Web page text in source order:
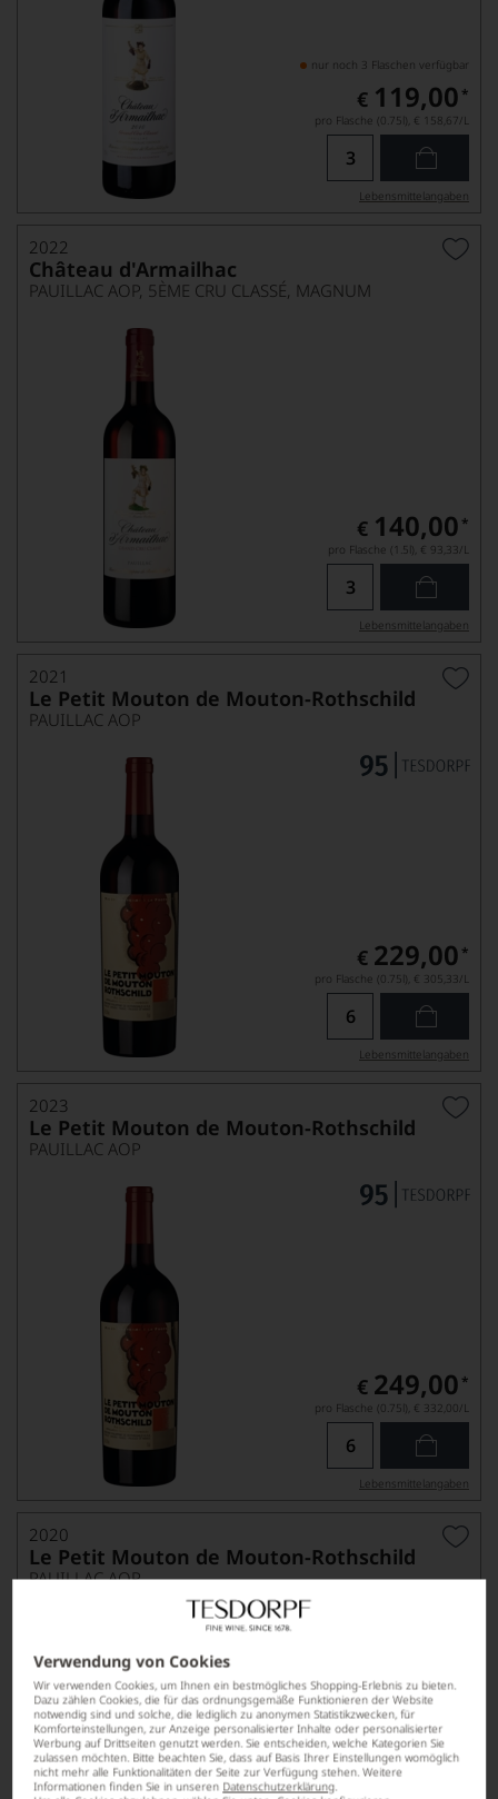
Verwendung von Cookies
Wir verwenden Cookies, um Ihnen ein bestmögliches Shopping-Erlebnis zu bieten.
Dazu zählen Cookies, die für das ordnungsgemäße Funktionieren der Website
notwendig sind und solche, die lediglich zu anonymen Statistikzwecken, für
Komforteinstellungen, zur Anzeige personalisierter Inhalte oder personalisierter
Werbung auf Drittseiten genutzt werden. Sie entscheiden, welche Kategorien Sie
zulassen möchten. Bitte beachten Sie, dass auf Basis Ihrer Einstellungen womöglich
nicht mehr alle Funktionalitäten der Seite zur Verfügung stehen. Weitere
Informationen finden Sie in unseren Datenschutzerklärung.
nur noch 3 Flaschen verfügbar
€ 119,00 *
pro Flasche (0.75l), € 158,67/L
Lebensmittel­angaben
2022
Château d'Armailhac
PAUILLAC AOP, 5ÈME CRU CLASSÉ, MAGNUM
€ 140,00 *
pro Flasche (1.5l), € 93,33/L
Lebensmittel­angaben
2021
Le Petit Mouton de Mouton-Rothschild
PAUILLAC AOP
€ 229,00 *
pro Flasche (0.75l), € 305,33/L
Lebensmittel­angaben
2023
Le Petit Mouton de Mouton-Rothschild
PAUILLAC AOP
€ 249,00 *
pro Flasche (0.75l), € 332,00/L
Lebensmittel­angaben
2020
Le Petit Mouton de Mouton-Rothschild
PAUILLAC AOP